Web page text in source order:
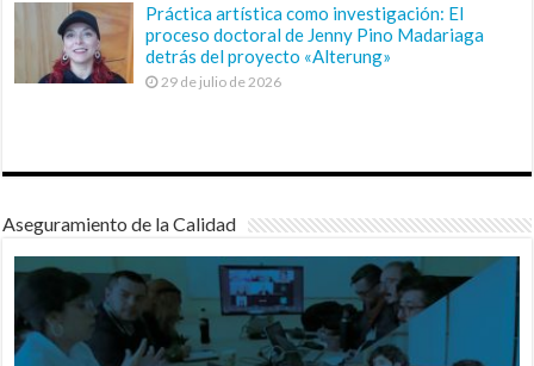
Práctica artística como investigación: El
proceso doctoral de Jenny Pino Madariaga
detrás del proyecto «Alterung»
29 de julio de 2026
Aseguramiento de la Calidad